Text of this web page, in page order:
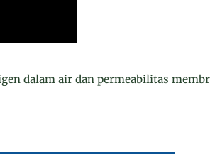
dalam air dan permeabilitas